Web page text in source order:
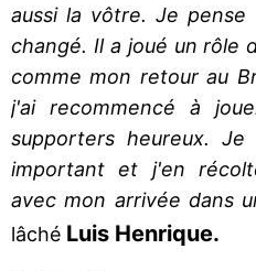
aussi la vôtre. Je
changé. Il a joué un rôle
comme mon retour au
j'ai recommencé à
supporters heureux.
important et j'en
avec mon arrivée dans
lâché Luis Henrique.